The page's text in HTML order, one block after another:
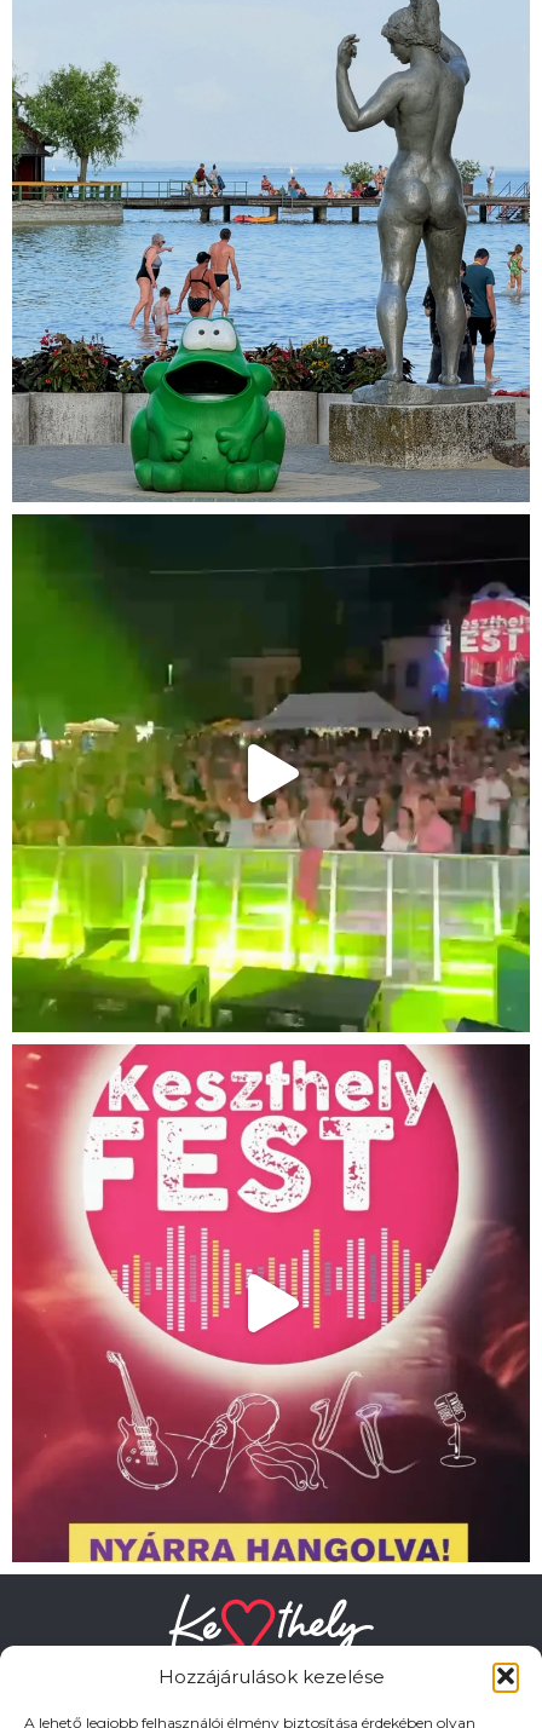
Hozzájárulások kezelése
A lehető legjobb felhasználói élmény biztosítása érdekében olyan